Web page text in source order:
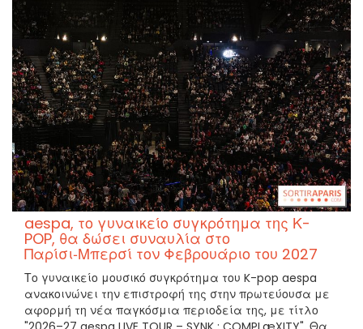
aespa, το γυναικείο συγκρότημα της Κ-
POP, θα δώσει συναυλία στο
Παρίσι‑Μπερσί τον Φεβρουάριο του 2027
Το γυναικείο μουσικό συγκρότημα του K-pop aespa
ανακοινώνει την επιστροφή της στην πρωτεύουσα με
αφορμή τη νέα παγκόσμια περιοδεία της, με τίτλο